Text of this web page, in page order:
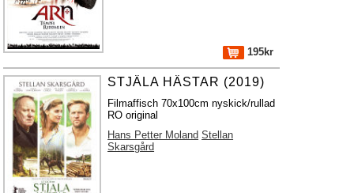
195kr
STJÄLA HÄSTAR (2019)
Filmaffisch 70x100cm nyskick/rullad
RO original
Hans Petter Moland Stellan
Skarsgård